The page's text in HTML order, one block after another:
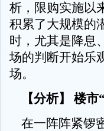
析，限购实施以
积累了大规模的
时，尤其是降息
场的判断开始乐
场。
【分析】 楼市
在一阵阵紧锣